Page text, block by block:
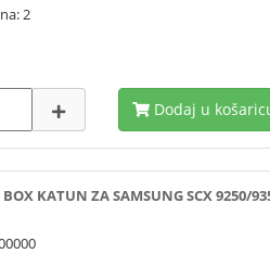
2
Dodaj u
KATUN ZA SAMSUNG SCX 9250/